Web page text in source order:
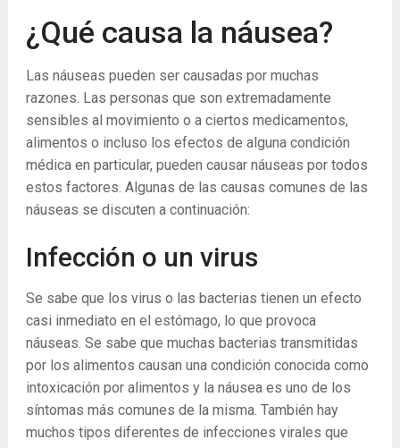
¿Qué causa la náusea?
Las náuseas pueden ser causadas por muchas
razones. Las personas que son extremadamente
sensibles al movimiento o a ciertos medicamentos,
alimentos o incluso los efectos de alguna condición
médica en particular, pueden causar náuseas por todos
estos factores. Algunas de las causas comunes de las
náuseas se discuten a continuación:
Infección o un virus
Se sabe que los virus o las bacterias tienen un efecto
casi inmediato en el estómago, lo que provoca
náuseas. Se sabe que muchas bacterias transmitidas
por los alimentos causan una condición conocida como
intoxicación por alimentos y la náusea es uno de los
síntomas más comunes de la misma. También hay
muchos tipos diferentes de infecciones virales que